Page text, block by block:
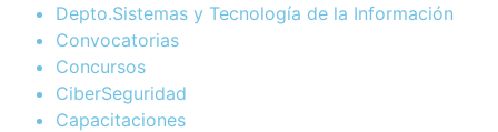
Depto.Sistemas y Tecnología de la Información
Convocatorias
Concursos
CiberSeguridad
Capacitaciones